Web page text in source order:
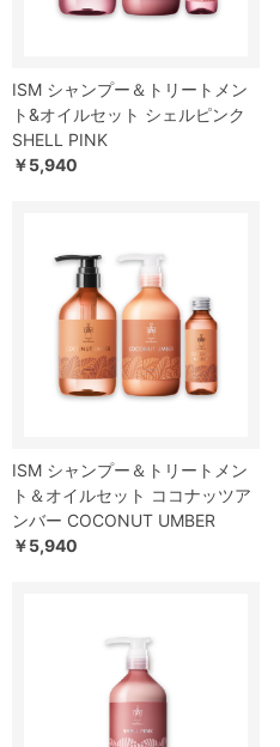
ISM シャンプー＆トリートメン
ト&オイルセット シェルピンク
SHELL PINK
￥5,940
ISM シャンプー＆トリートメン
ト＆オイルセット ココナッツア
ンバー COCONUT UMBER
￥5,940